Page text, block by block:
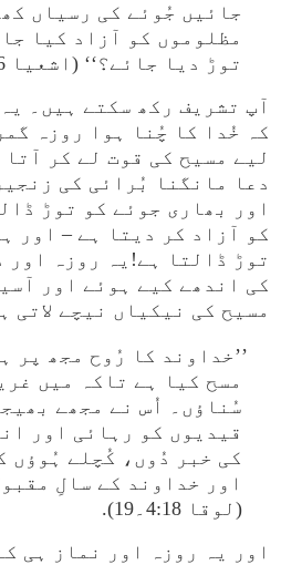
جائیں جُوئے کی رسیاں
مظلوموں کو آزاد کیا
توڑ دیا جائے؟‘‘ (اشعیا 58:6).
آپ تشریف رکھ سکتے ہیں۔
کہ خُدا کا چُنا ہوا روزہ
لیے مسیح کی قوت لے کر
دعا مانگنا بُرائی کی
اور بھاری جوئے کو توڑ
کو آزاد کر دیتا ہے – اور
توڑ ڈالتا ہے!یہ روزہ اور
کی اندھے کیے ہوئے اور
مسیح کی نیکیاں نیچے لاتی
’’خداوند کا رُوح مجھ پر
مسح کیا ہے تاکہ میں
سُناؤں۔ اُس نے مجھے
قیدیوں کو رہائی اور
کی خبر دُوں، کُچلے ہُوؤں
اور خداوند کے سالِ
(لوقا 4:18۔19).
اور یہ روزہ اور نماز ہی